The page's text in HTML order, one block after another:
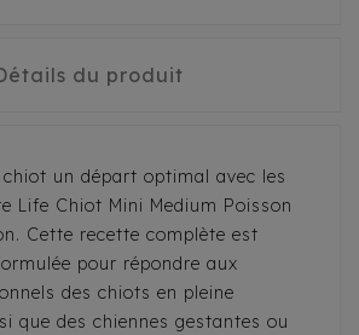
du produit
un départ optimal avec les
Life Chiot Mini Medium Poisson
Cette recette complète est
pour répondre aux
des chiots en pleine
que des chiennes gestantes ou